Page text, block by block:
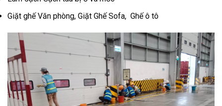
Giặt ghế Văn phòng, Giặt Ghế Sofa, Ghế ô tô